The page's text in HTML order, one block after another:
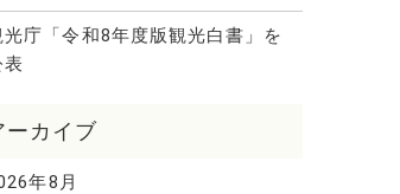
光庁「令和8年度版観光白書」を
表
年8月